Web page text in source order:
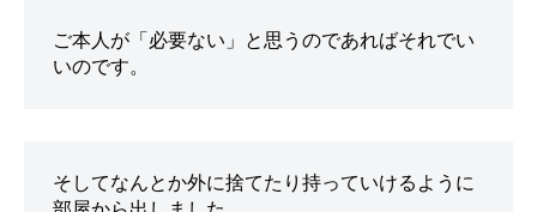
ご本人が「必要ない」と思うのであればそれでい
いのです。
そしてなんとか外に捨てたり持っていけるように